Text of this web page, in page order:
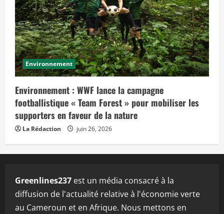
Environnement
Environnement : WWF lance la campagne
footballistique « Team Forest » pour mobiliser les
supporters en faveur de la nature
La Rédaction juin 26, 2026
Greenlines237 est un média consacré à la
diffusion de l'actualité relative à l'économie verte
au Cameroun et en Afrique. Nous mettons en